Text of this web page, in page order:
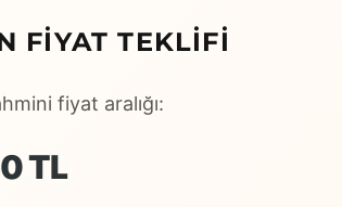
FIYAT TEKLIFI
fiyat aralığı:
TL